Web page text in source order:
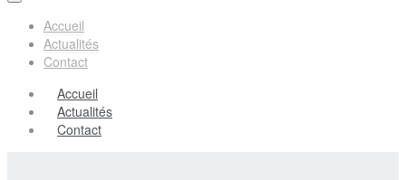
Accueil
Actualités
Contact
Accueil
Actualités
Contact